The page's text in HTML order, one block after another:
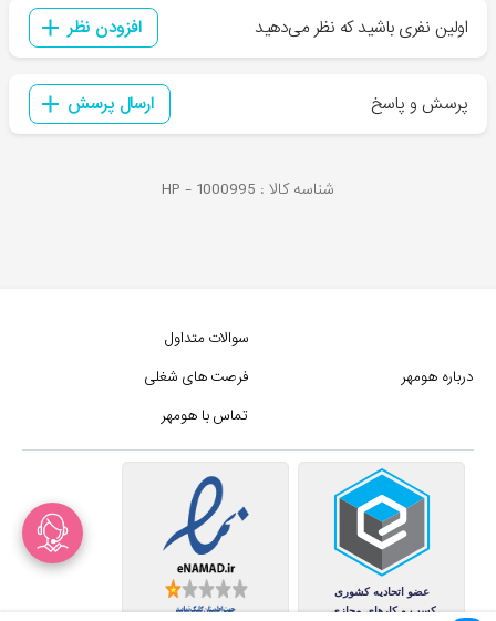
اولین نفری باشید که نظر می‌دهید افزودن نظر
پرسش و پاسخ ارسال پرسش
شناسه کالا : HP - 1000995
درباره هومهر
سوالات متداول
فرصت های شغلی
تماس با هومهر